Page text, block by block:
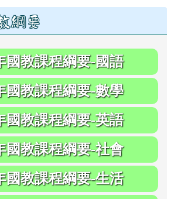
綱要
國教課程綱要-國語
國教課程綱要-數學
國教課程綱要-英語
國教課程綱要-社會
國教課程綱要-生活